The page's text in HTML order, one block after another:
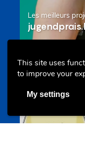
This site uses
to improve your
My settings
Les meilleurs
Offres &